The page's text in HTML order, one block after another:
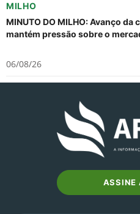
MILHO
MINUTO DO MILHO: Avanço
mantém pressão sobre o
06/08/26
ASSINE